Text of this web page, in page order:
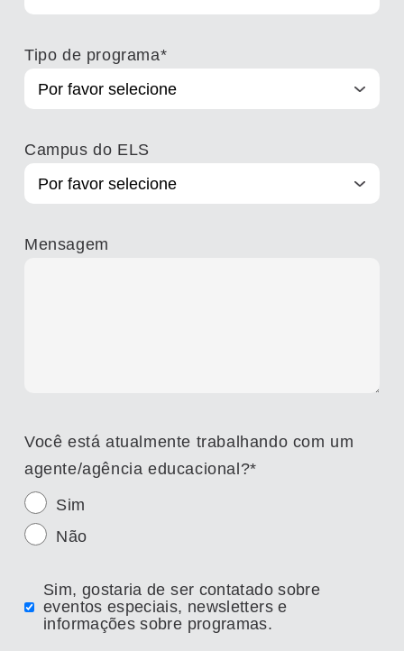
Tipo de programa*
Campus do ELS
Mensagem
Você está atualmente trabalhando com um
agente/agência educacional?*
Sim
Não
Sim, gostaria de ser contatado sobre
eventos especiais, newsletters e
informações sobre programas.